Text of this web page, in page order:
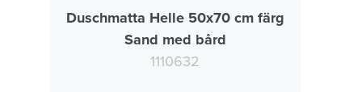
Duschmatta Helle 50x70 cm färg
Sand med bård
1110632